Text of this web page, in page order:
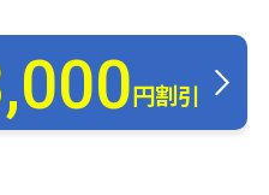
円割引